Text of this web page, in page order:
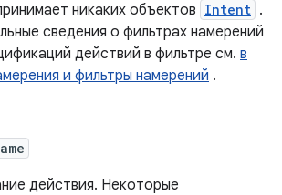
никаких объектов Intent .
сведения о фильтрах намерений
действий в фильтре см. в
и фильтры намерений .
действия. Некоторые